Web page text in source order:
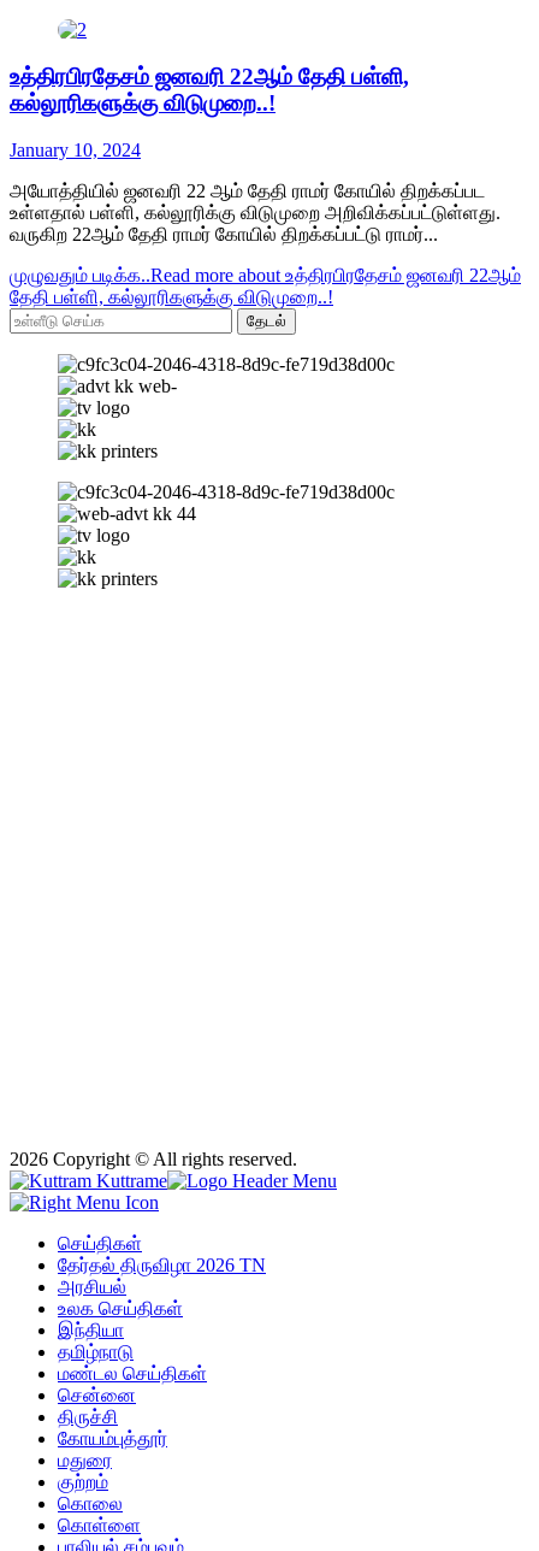
உத்திரபிரதேசம் ஜனவரி 22ஆம் தேதி பள்ளி,
கல்லூரிகளுக்கு விடுமுறை..!
January 10, 2024
அயோத்தியில் ஜனவரி 22 ஆம் தேதி ராமர் கோயில் திறக்கப்பட
உள்ளதால் பள்ளி, கல்லூரிக்கு விடுமுறை அறிவிக்கப்பட்டுள்ளது.
வருகிற 22ஆம் தேதி ராமர் கோயில் திறக்கப்பட்டு ராமர்...
முழுவதும் படிக்க..Read more about உத்திரபிரதேசம் ஜனவரி 22ஆம்
தேதி பள்ளி, கல்லூரிகளுக்கு விடுமுறை..!
தேடல்
2026 Copyright © All rights reserved.
செய்திகள்
தேர்தல் திருவிழா 2026 TN
அரசியல்
உலக செய்திகள்
இந்தியா
தமிழ்நாடு
மண்டல செய்திகள்
சென்னை
திருச்சி
கோயம்புத்தூர்
மதுரை
குற்றம்
கொலை
கொள்ளை
பாலியல் சம்பவம்